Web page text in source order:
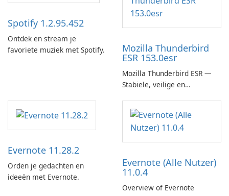
Spotify 1.2.95.452
Ontdek en stream je
favoriete muziek met Spotify.
Mozilla Thunderbird
ESR 153.0esr
Mozilla Thunderbird ESR —
Stabiele, veilige en
Evernote 11.28.2
Orden je gedachten en
ideeën met Evernote.
Evernote (Alle Nutzer)
11.0.4
Overview of Evernote